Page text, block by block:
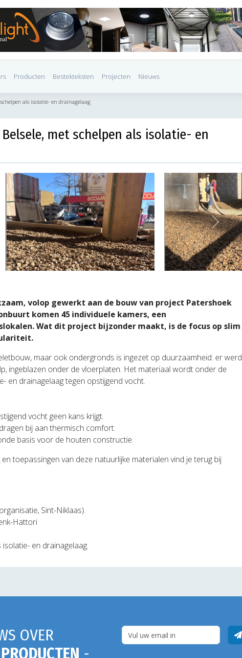
Producten Bestekteksten Projecten Nieuws
als isolatie- en drainagelaag
met schelpen als isolatie- en
Next
volop gewerkt aan de bouw van project Patershoek
komen 45 individuele kamers, een
Wat dit project bijzonder maakt, is de focus op slim
maar ook ondergronds is ingezet op duurzaamheid: er werd
ingeblazen onder de vloerplaten. Het materiaal wordt onder de
en drainagelaag tegen opstijgend vocht.
vocht geen kans krijgt.
bij aan thermisch comfort.
basis voor de houten constructie.
toepassingen van deze natuurlijke materialen vind je terug bij
Sint-Niklaas).
Hattori
en drainagelaag.
OVER
-